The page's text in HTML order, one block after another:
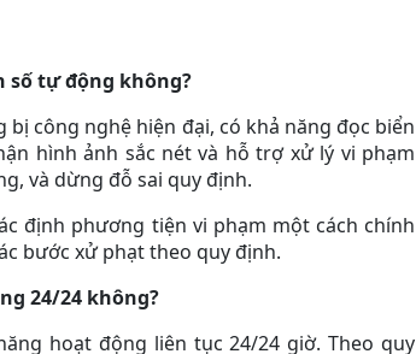
số tự động không?
công nghệ hiện đại, có khả năng đọc biển
hình ảnh sắc nét và hỗ trợ xử lý vi phạm
và dừng đỗ sai quy định.
định phương tiện vi phạm một cách chính
bước xử phạt theo quy định.
24/24 không?
hoạt động liên tục 24/24 giờ. Theo quy